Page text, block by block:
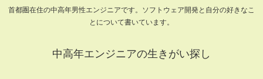
首都圏在住の中高年男性エンジニアです。ソフトウェア開発と自分の好きなこ
とについて書いています。
中高年エンジニアの生きがい探し